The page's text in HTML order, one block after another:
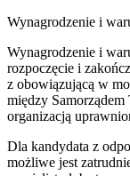
Wynagrodzenie i
Wynagrodzenie i
rozpoczęcie i
z obowiązującą w
między
organizacją
Dla kandydata z
możliwe jest